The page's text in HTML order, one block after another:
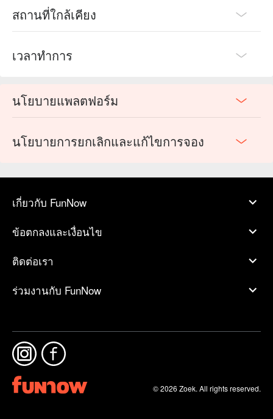
สถานที่ใกล้เคียง
เวลาทำการ
นโยบายแพลตฟอร์ม
นโยบายการยกเลิกและแก้ไขการจอง
เกี่ยวกับ FunNow
ข้อตกลงและเงื่อนไข
ติดต่อเรา
ร่วมงานกับ FunNow
© 2026 Zoek. All rights reserved.